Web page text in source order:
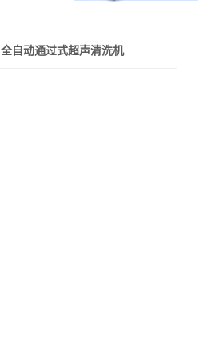
全自动通过式超声清洗机